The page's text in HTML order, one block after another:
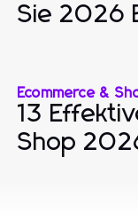
Sie 2026
Ecommerce &
13
Shop